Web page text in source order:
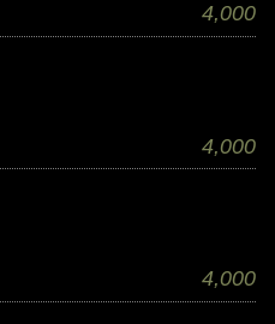
4,000
4,000
4,000